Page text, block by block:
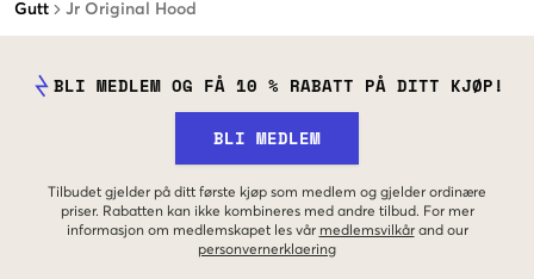
Gutt Jr Original Hood
BLI MEDLEM OG FÅ 10 % RABATT PÅ DITT KJØP!
BLI MEDLEM
Tilbudet gjelder på ditt første kjøp som medlem og gjelder ordinære
priser. Rabatten kan ikke kombineres med andre tilbud. For mer
informasjon om medlemskapet les vår medlemsvilkår and our
personvernerklaering